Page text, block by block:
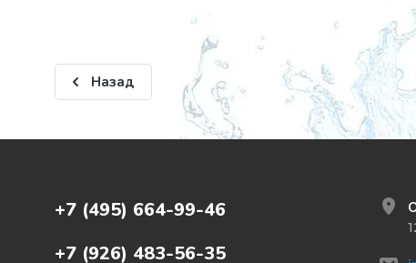
Назад
+7 (495) 664-99-46
+7 (926) 483-56-35